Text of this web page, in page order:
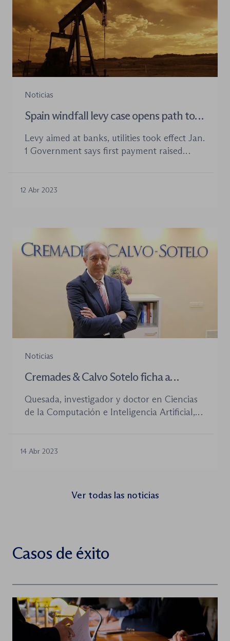
Noticias
Spain windfall levy case opens path to
Levy aimed at banks, utilities took effect Jan.
1 Government says first payment raised
profit tax aimed at banks and energy
economic downturn. In the final days of […]
12 Abr 2023
Noticias
Cremades & Calvo Sotelo ficha a
estrategia del dato e inteligencia
artificial
Quesada, investigador y doctor en Ciencias
de la Computación e Inteligencia Artificial,
Sotelo ha creado una nueva área de negocio
emprendedor, profesor universitario,
investigador y doctor en Ciencias de la
14 Abr 2023
Ver todas las noticias
Casos de éxito